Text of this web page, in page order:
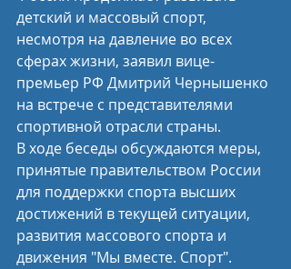
детский и массовый спорт,
несмотря на давление во всех
сферах жизни, заявил вице-
премьер РФ Дмитрий Чернышенко
на встрече с представителями
спортивной отрасли страны.
В ходе беседы обсуждаются меры,
принятые правительством России
для поддержки спорта высших
достижений в текущей ситуации,
развития массового спорта и
движения "Мы вместе. Спорт".